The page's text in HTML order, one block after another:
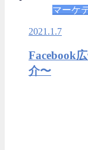
マーケ
2021.1.7
Facebook
介〜